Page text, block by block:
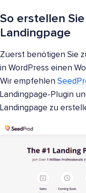
So erstellen
Landingpage
Zuerst benötigen Sie
in WordPress einen
Wir empfehlen
Landingpage-Plugin
Landingpage zu